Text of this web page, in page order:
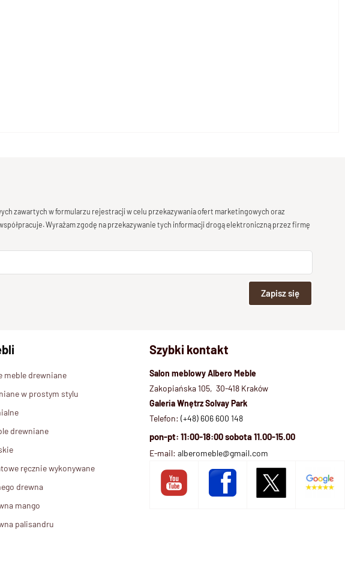
zawartych w formularzu rejestracji w celu przekazywania ofert marketingowych oraz
Wyrażam zgodę na przekazywanie tych informacji drogą elektroniczną przez firmę
Zapisz się
meble drewniane
w prostym stylu
drewniane
ręcznie wykonywane
drewna
mango
palisandru
Szybki kontakt
Salon meblowy Albero Meble
Zakopiańska 105, 30-418 Kraków
Galeria Wnętrz Solvay Park
Telefon: (+48) 606 600 148
pon-pt: 11:00-18:00 sobota 11.00-15.00
E-mail: alberomeble@gmail.com